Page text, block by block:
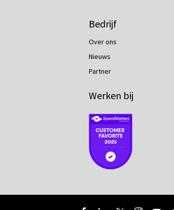
Bedrijf
Over ons
Nieuws
Partner
Werken bij